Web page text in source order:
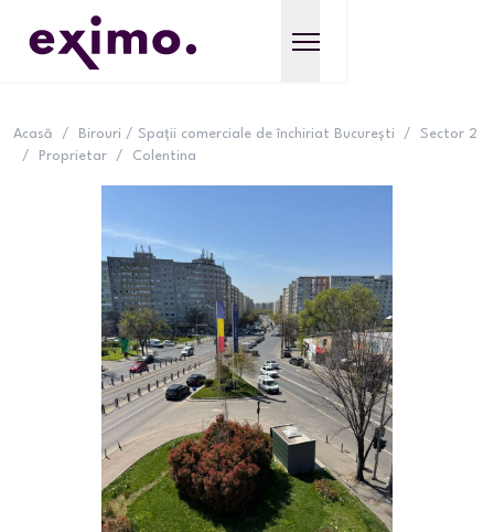
Acasă / Birouri / Spații comerciale de închiriat București /
Sector 2
/
Proprietar / Colentina